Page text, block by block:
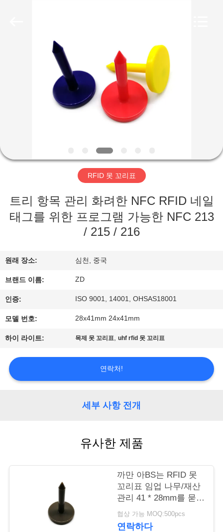
우
리
대
하
공
장
여
행
품
연
RFID 못 꼬리표
트리 항목 관리 화려한 NFC RFID 네일
태그를 위한 프로그램 가능한 NFC 213
/ 215 / 216
원래 장소: 심천, 중국
브랜드 이름: ZD
인증: ISO 9001, 14001, OHSAS18001
모델 번호: 28x41mm 24x41mm
하이 라이트: 목제 못 꼬리표,uhf rfid 못 꼬리표
연락처!
세부 사항 전개
유사한 제품
까만 아BS는 RFID 못
꼬리표 임업 나무/재산
관리 41 * 28mm를 묻었
습니다
협상 가능 MOQ:500pcs
연락하다